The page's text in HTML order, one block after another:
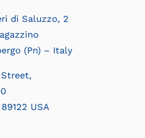
di Saluzzo, 2
(Pn) – Italy
USA